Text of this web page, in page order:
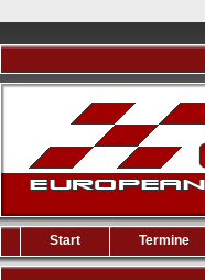
Start Termine